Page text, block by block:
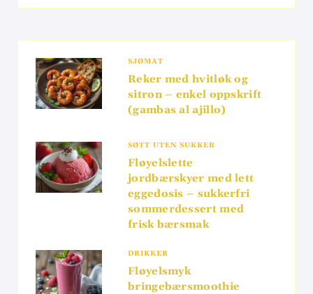
SJØMAT
Reker med hvitløk og
sitron – enkel oppskrift
(gambas al ajillo)
SØTT UTEN SUKKER
Fløyelslette
jordbærskyer med lett
eggedosis – sukkerfri
sommerdessert med
frisk bærsmak
DRIKKER
Fløyelsmyk
bringebærsmoothie